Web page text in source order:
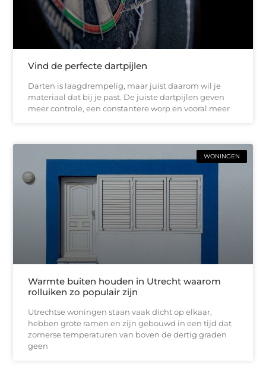
Vind de perfecte dartpijlen
Darten is laagdrempelig, maar juist daarom wil je
materiaal dat bij je past. De juiste dartpijlen geven
meer controle, een constantere worp en vooral meer
WONINGEN
Warmte buiten houden in Utrecht waarom
rolluiken zo populair zijn
Utrechtse woningen staan vaak dicht op elkaar,
hebben grote ramen en zijn gebouwd in een tijd dat
zomerse temperaturen van boven de dertig graden
geen